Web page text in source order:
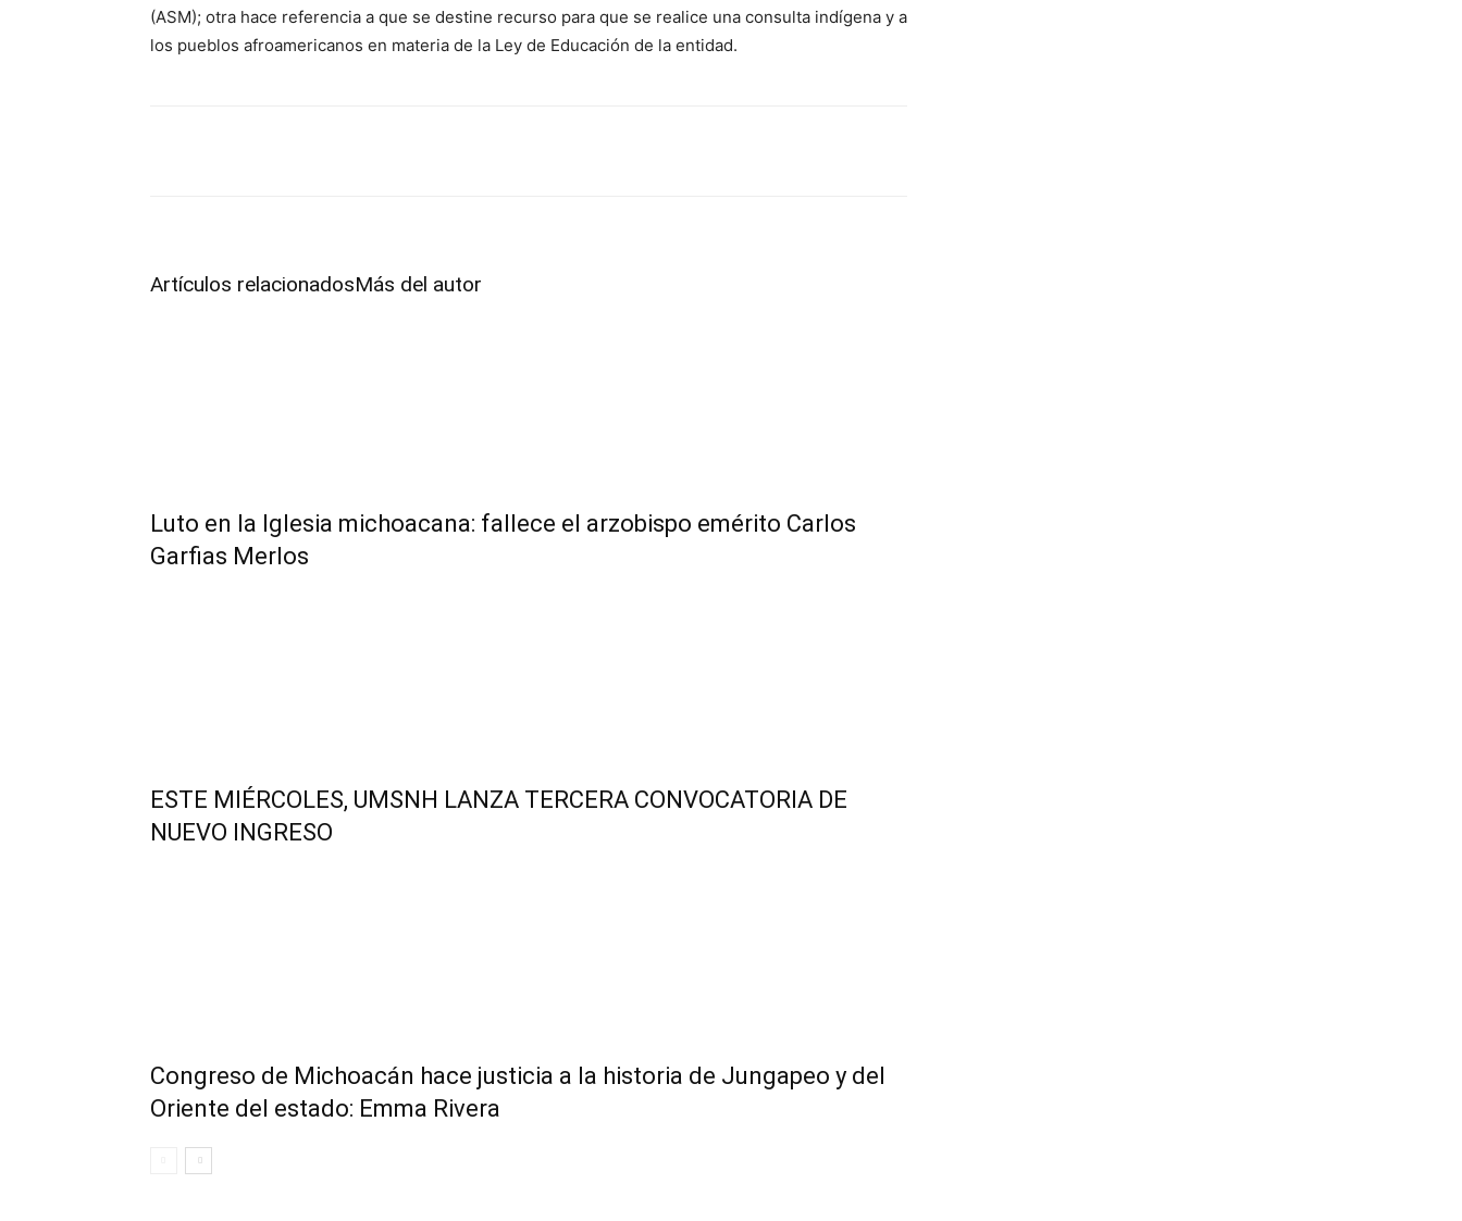
(ASM); otra hace referencia a que se destine recurso para que se realice una consulta indígena y a
los pueblos afroamericanos en materia de la Ley de Educación de la entidad.
Artículos relacionadosMás del autor
Luto en la Iglesia michoacana: fallece el arzobispo emérito Carlos
Garfias Merlos
ESTE MIÉRCOLES, UMSNH LANZA TERCERA CONVOCATORIA DE
NUEVO INGRESO
Congreso de Michoacán hace justicia a la historia de Jungapeo y del
Oriente del estado: Emma Rivera